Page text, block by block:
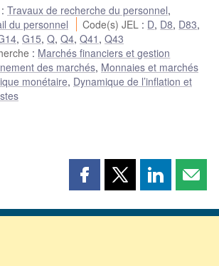
: Travaux de recherche du personnel,
du personnel
Code(s) JEL : D, D8, D83,
, G15, Q, Q4, Q41 , Q43
: Marchés financiers et gestion
des marchés, Monnaies et marchés
monétaire, Dynamique de l’inflation et
Partager
page
Partager
page
Partager
page page